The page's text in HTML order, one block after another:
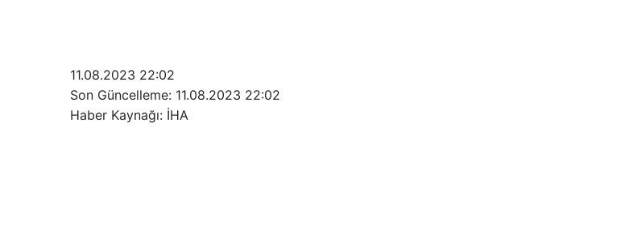
11.08.2023 22:02
Son Güncelleme: 11.08.2023 22:02
Haber Kaynağı: İHA